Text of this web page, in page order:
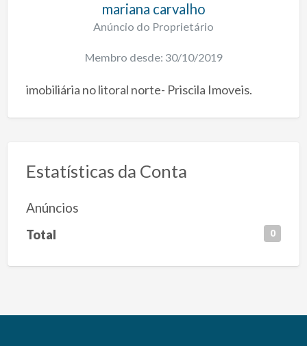
mariana carvalho
Anúncio do Proprietário
Membro desde: 30/10/2019
imobiliária no litoral norte- Priscila Imoveis.
Estatísticas da Conta
Anúncios
Total 0